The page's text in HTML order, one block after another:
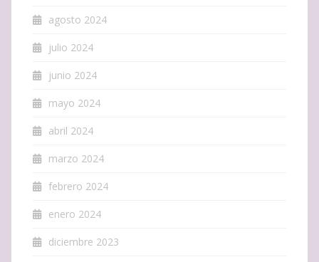
agosto 2024
julio 2024
junio 2024
mayo 2024
abril 2024
marzo 2024
febrero 2024
enero 2024
diciembre 2023